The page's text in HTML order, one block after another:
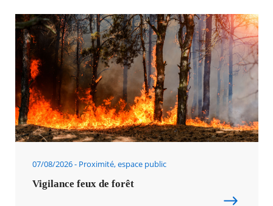
07/08/2026 Proximité, espace public
Vigilance feux de forêt